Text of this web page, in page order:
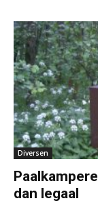
Diversen
dan legaal